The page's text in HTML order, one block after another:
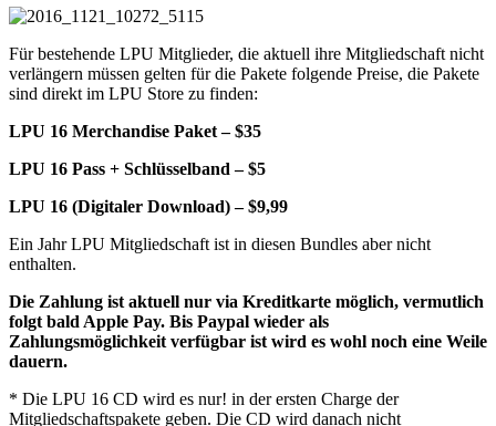
Für bestehende LPU Mitglieder, die aktuell ihre Mitgliedschaft nicht
verlängern müssen gelten für die Pakete folgende Preise, die Pakete
sind direkt im LPU Store zu finden:
LPU 16 Merchandise Paket – $35
LPU 16 Pass + Schlüsselband – $5
LPU 16 (Digitaler Download) – $9,99
Ein Jahr LPU Mitgliedschaft ist in diesen Bundles aber nicht
enthalten.
Die Zahlung ist aktuell nur via Kreditkarte möglich, vermutlich
folgt bald Apple Pay. Bis Paypal wieder als
Zahlungsmöglichkeit verfügbar ist wird es wohl noch eine Weile
dauern.
* Die LPU 16 CD wird es nur! in der ersten Charge der
Mitgliedschaftspakete geben. Die CD wird danach nicht